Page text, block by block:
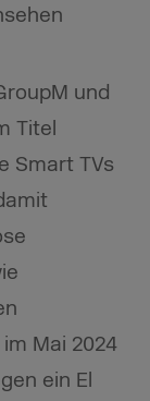
und
Titel
Smart TVs
Mai 2024
ein El